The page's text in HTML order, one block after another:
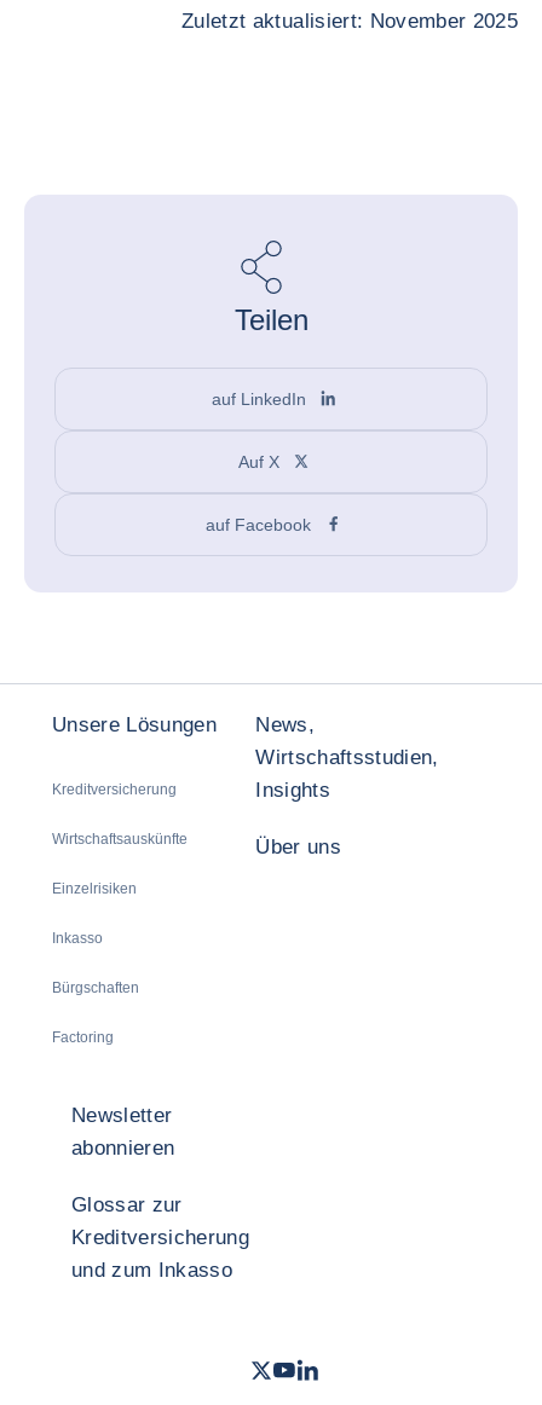
Zuletzt aktualisiert: November 2025
Teilen
auf LinkedIn
Auf X
auf Facebook
Unsere Lösungen
Kreditversicherung
Wirtschaftsauskünfte
Einzelrisiken
Inkasso
Bürgschaften
Factoring
News,
Wirtschaftsstudien,
Insights
Über uns
Newsletter
abonnieren
Glossar zur
Kreditversicherung
und zum Inkasso
Twitter- Coface
Youtube Coface Deutschland
LinkedIn